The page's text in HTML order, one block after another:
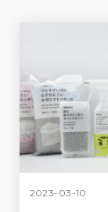
2023-03-10